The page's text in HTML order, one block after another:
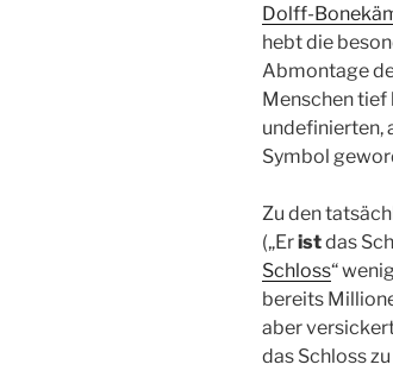
Dolff-
hebt die
Abmontage
Menschen tief
undefinierten,
Symbol
Zu den
(„Eristdas
Schloss“
bereits
aber
das Schloss